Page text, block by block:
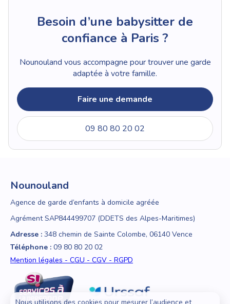
Besoin d’une babysitter de
confiance à Paris ?
Nounouland vous accompagne pour trouver une garde
adaptée à votre famille.
Faire une demande
09 80 80 20 02
Nounouland
Agence de garde d’enfants à domicile agréée
Agrément SAP844499707 (DDETS des Alpes-Maritimes)
Adresse : 348 chemin de Sainte Colombe, 06140 Vence
Téléphone : 09 80 80 20 02
Mention légales - CGU - CGV - RGPD